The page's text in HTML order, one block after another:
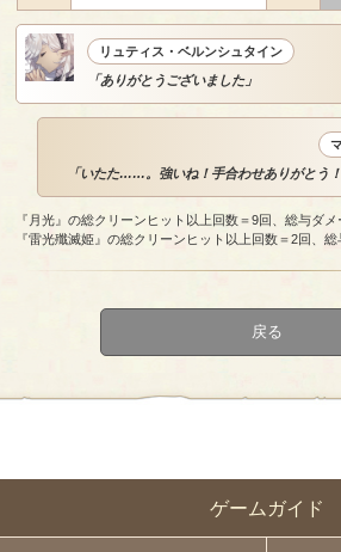
ゲームガイド
リュティス・ベルンシュタイン
「ありがとうございました」
「いたた……。強いね！手合わせありがとう
『月光』の総クリーンヒット以上回数＝9回、総与ダ
『雷光殲滅姫』の総クリーンヒット以上回数＝2回、
戻る